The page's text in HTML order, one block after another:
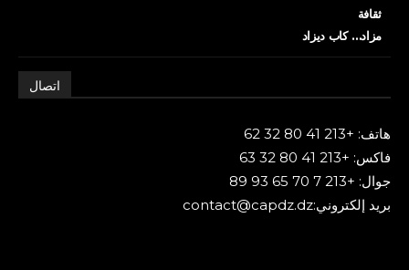
ثقافة
مزاد… كاب ديزاد
اتصال
هاتف: +213 41 80 32 62
فاكس: +213 41 80 32 63
جوال: +213 7 70 65 93 89
بريد إلكتروني:contact@capdz.dz